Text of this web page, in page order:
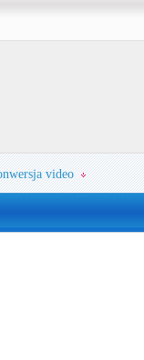
video